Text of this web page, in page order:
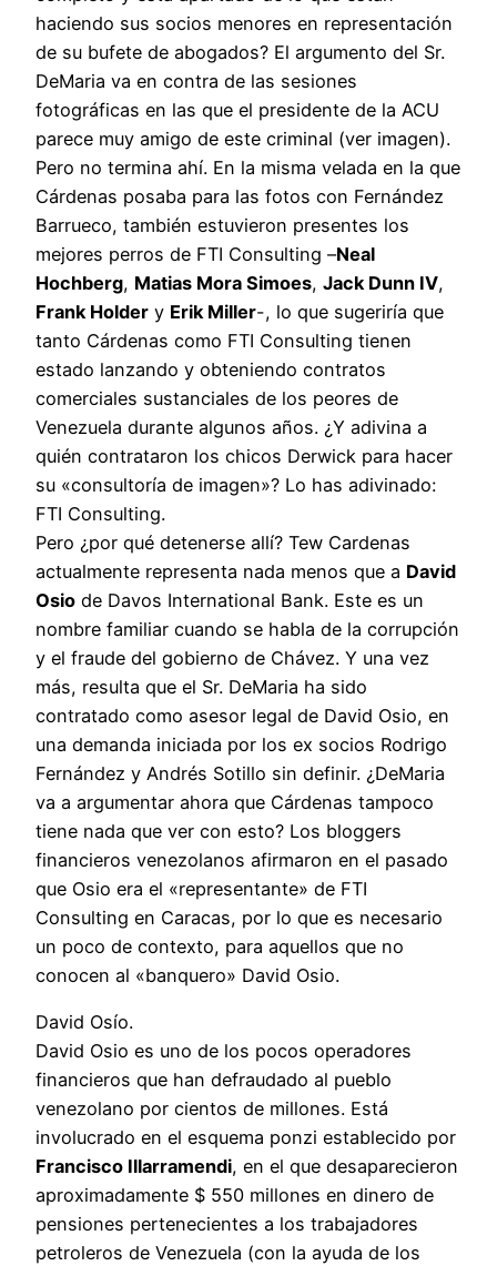
haciendo sus socios menores en representación
de su bufete de abogados? El argumento del Sr.
DeMaria va en contra de las sesiones
fotográficas en las que el presidente de la ACU
parece muy amigo de este criminal (ver imagen).
Pero no termina ahí. En la misma velada en la que
Cárdenas posaba para las fotos con Fernández
Barrueco, también estuvieron presentes los
mejores perros de FTI Consulting –Neal
Hochberg, Matias Mora Simoes, Jack Dunn IV,
Frank Holder y Erik Miller-, lo que sugeriría que
tanto Cárdenas como FTI Consulting tienen
estado lanzando y obteniendo contratos
comerciales sustanciales de los peores de
Venezuela durante algunos años. ¿Y adivina a
quién contrataron los chicos Derwick para hacer
su «consultoría de imagen»? Lo has adivinado:
FTI Consulting.
Pero ¿por qué detenerse allí? Tew Cardenas
actualmente representa nada menos que a David
Osio de Davos International Bank. Este es un
nombre familiar cuando se habla de la corrupción
y el fraude del gobierno de Chávez. Y una vez
más, resulta que el Sr. DeMaria ha sido
contratado como asesor legal de David Osio, en
una demanda iniciada por los ex socios Rodrigo
Fernández y Andrés Sotillo sin definir. ¿DeMaria
va a argumentar ahora que Cárdenas tampoco
tiene nada que ver con esto? Los bloggers
financieros venezolanos afirmaron en el pasado
que Osio era el «representante» de FTI
Consulting en Caracas, por lo que es necesario
un poco de contexto, para aquellos que no
conocen al «banquero» David Osio.
David Osío.
David Osio es uno de los pocos operadores
financieros que han defraudado al pueblo
venezolano por cientos de millones. Está
involucrado en el esquema ponzi establecido por
Francisco Illarramendi, en el que desaparecieron
aproximadamente $ 550 millones en dinero de
pensiones pertenecientes a los trabajadores
petroleros de Venezuela (con la ayuda de los